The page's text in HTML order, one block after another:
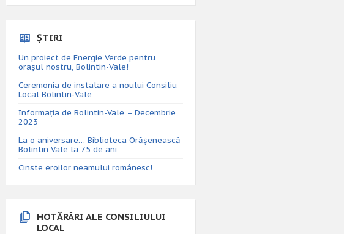
ȘTIRI
Un proiect de Energie Verde pentru
orașul nostru, Bolintin-Vale!
Ceremonia de instalare a noului Consiliu
Local Bolintin-Vale
Informația de Bolintin-Vale – Decembrie
2023
La o aniversare… Biblioteca Orăşenească
Bolintin Vale la 75 de ani
Cinste eroilor neamului românesc!
HOTĂRÂRI ALE CONSILIULUI
LOCAL